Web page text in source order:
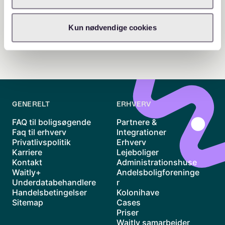
Kun nødvendige cookies
GENERELT
FAQ til boligsøgende
Faq til erhverv
Privatlivspolitik
Karriere
Kontakt
Waitly+
Underdatabehandlere
Handelsbetingelser
Sitemap
ERHVERV
Partnere &
Integrationer
Erhverv
Lejeboliger
Administrationshuse
Andelsboligforeninge
r
Kolonihave
Cases
Priser
Waitly samarbejder